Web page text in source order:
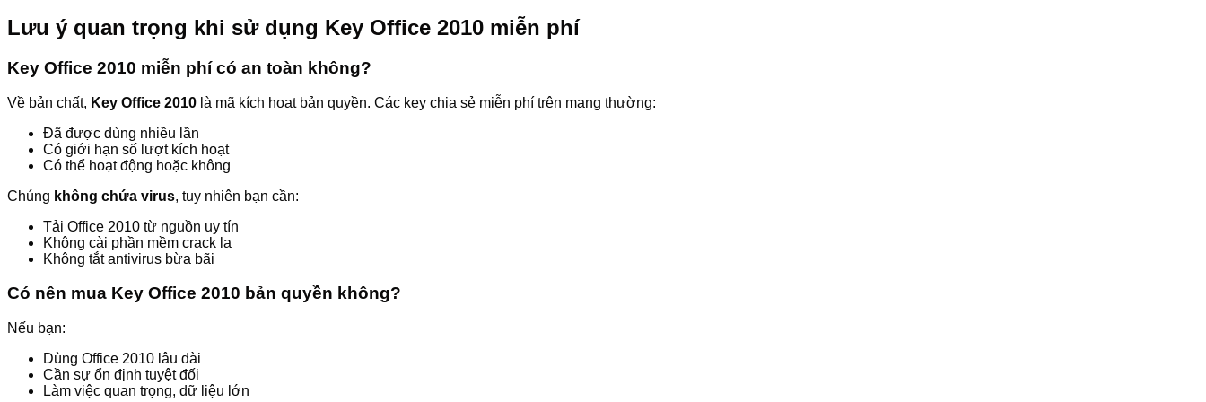
Lưu ý quan trọng khi sử dụng Key Office 2010 miễn phí
Key Office 2010 miễn phí có an toàn không?
Về bản chất, Key Office 2010 là mã kích hoạt bản quyền. Các key chia sẻ miễn phí trên mạng thường:
Đã được dùng nhiều lần
Có giới hạn số lượt kích hoạt
Có thể hoạt động hoặc không
Chúng không chứa virus, tuy nhiên bạn cần:
Tải Office 2010 từ nguồn uy tín
Không cài phần mềm crack lạ
Không tắt antivirus bừa bãi
Có nên mua Key Office 2010 bản quyền không?
Nếu bạn:
Dùng Office 2010 lâu dài
Cần sự ổn định tuyệt đối
Làm việc quan trọng, dữ liệu lớn